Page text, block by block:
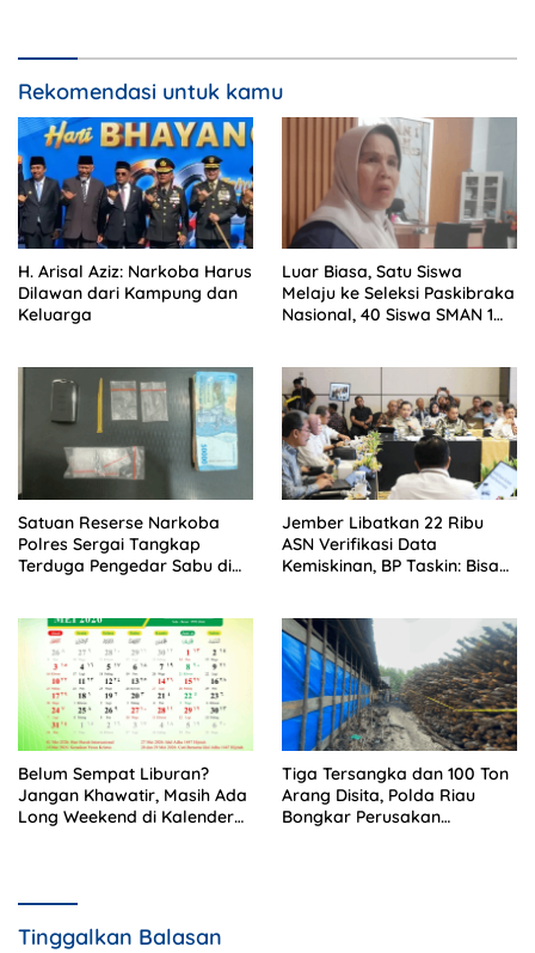
Rekomendasi untuk kamu
H. Arisal Aziz: Narkoba Harus
Dilawan dari Kampung dan
Keluarga
Luar Biasa, Satu Siswa
Melaju ke Seleksi Paskibraka
Nasional, 40 Siswa SMAN 1
Satuan Reserse Narkoba
Polres Sergai Tangkap
Terduga Pengedar Sabu di
Jember Libatkan 22 Ribu
ASN Verifikasi Data
Kemiskinan, BP Taskin: Bisa
Belum Sempat Liburan?
Jangan Khawatir, Masih Ada
Long Weekend di Kalender
Tiga Tersangka dan 100 Ton
Arang Disita, Polda Riau
Bongkar Perusakan
Tinggalkan Balasan